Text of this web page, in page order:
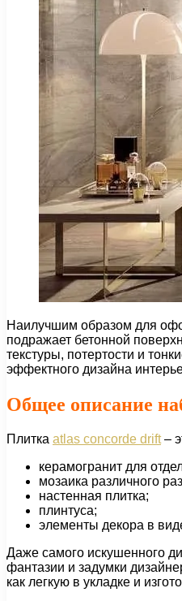
Наилучшим образом для
подражает бетонной
текстуры, потертости и
эффектного дизайна
Общее описание
Плитка atlas concorde drift–
керамогранит для
мозаика различного
настенная плитка;
плинтуса;
элементы декора в
Даже самого искушенного
фантазии и задумки
как легкую в укладке и